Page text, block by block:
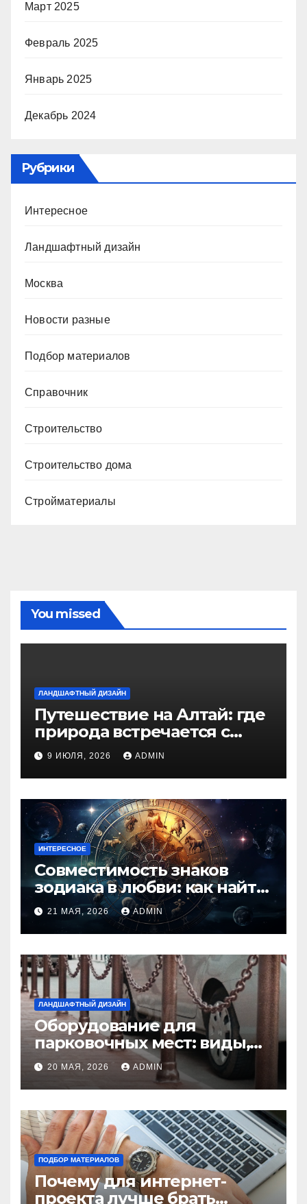
Март 2025
Февраль 2025
Январь 2025
Декабрь 2024
Рубрики
Интересное
Ландшафтный дизайн
Москва
Новости разные
Подбор материалов
Справочник
Строительство
Строительство дома
Стройматериалы
You missed
ЛАНДШАФТНЫЙ ДИЗАЙН
Путешествие на Алтай: где
природа встречается с
духом приключений
9 ИЮЛЯ, 2026 ADMIN
ИНТЕРЕСНОЕ
Совместимость знаков
зодиака в любви: как найти
идеальную пару и
избежать конфликтов
21 МАЯ, 2026 ADMIN
ЛАНДШАФТНЫЙ ДИЗАЙН
Оборудование для
парковочных мест: виды,
функции и нормы
установки
20 МАЯ, 2026 ADMIN
ПОДБОР МАТЕРИАЛОВ
Почему для интернет-
проекта лучше брать